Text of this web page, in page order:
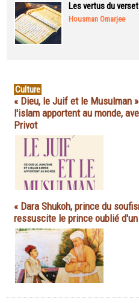
Les vertus du
Housman Omarjee
Culture
« Dieu, le Juif et le Musulman
l'islam apportent au monde,
Privot
« Dara Shukoh, prince du
ressuscite le prince oublié